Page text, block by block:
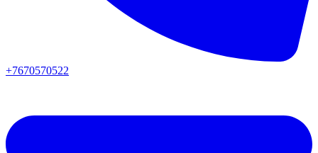
+7670570522